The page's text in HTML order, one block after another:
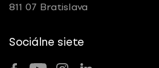
811 07 Bratislava
Sociálne siete